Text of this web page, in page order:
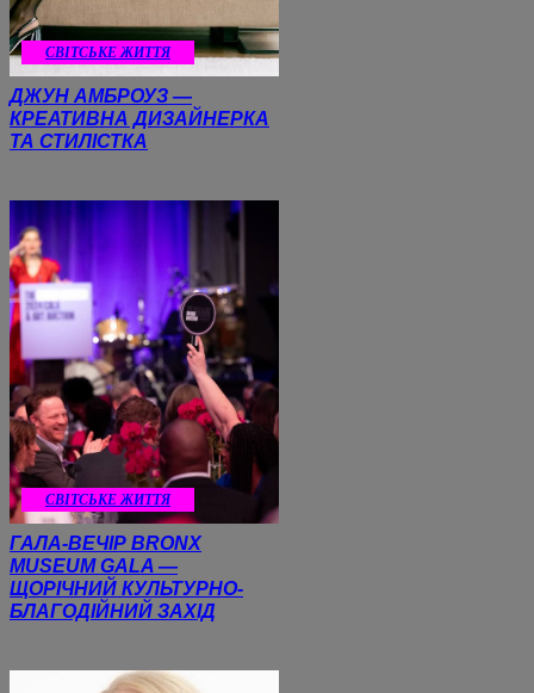
CВІТСЬКЕ ЖИТТЯ
ДЖУН АМБРОУЗ —
КРЕАТИВНА ДИЗАЙНЕРКА
ТА СТИЛІСТКА
CВІТСЬКЕ ЖИТТЯ
ГАЛА-ВЕЧІР BRONX
MUSEUM GALA —
ЩОРІЧНИЙ КУЛЬТУРНО-
БЛАГОДІЙНИЙ ЗАХІД